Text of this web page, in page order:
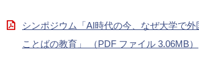
シンポジウム「AI時代の今、なぜ大学で
ことばの教育」 （PDF ファイル 3.06MB）